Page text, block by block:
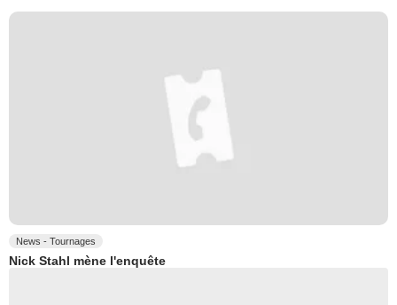
News - Tournages
Nick Stahl mène l'enquête